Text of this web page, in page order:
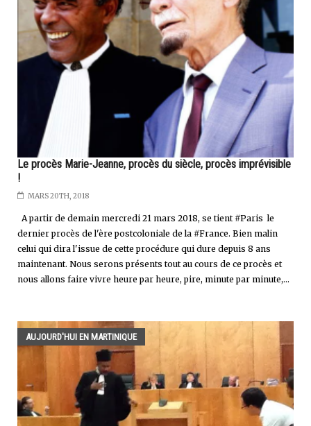
Le procès Marie-Jeanne, procès du siècle, procès imprévisible
!
MARS 20TH, 2018
A partir de demain mercredi 21 mars 2018, se tient #Paris le
dernier procès de l'ère postcoloniale de la #France. Bien malin
celui qui dira l'issue de cette procédure qui dure depuis 8 ans
maintenant. Nous serons présents tout au cours de ce procès et
nous allons faire vivre heure par heure, pire, minute par minute,...
AUJOURD'HUI EN MARTINIQUE